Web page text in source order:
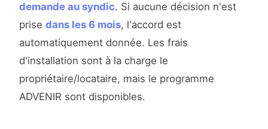
demande au syndic. Si aucune décision n'est
prise dans les 6 mois, l'accord est
automatiquement donnée. Les frais
d'installation sont à la charge le
propriétaire/locataire, mais le programme
ADVENIR sont disponibles.